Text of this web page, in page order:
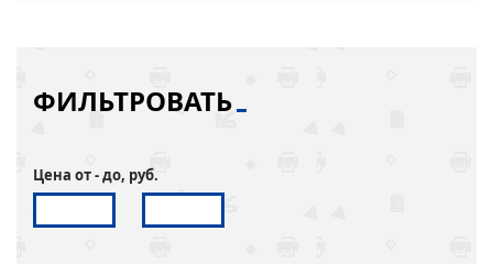
ФИЛЬТРОВАТЬ
Цена от - до, руб.